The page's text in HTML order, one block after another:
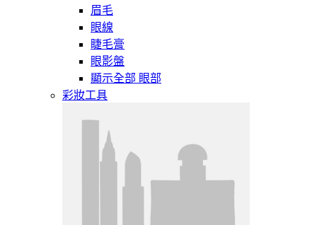
眉毛
眼線
睫毛膏
眼影盤
顯示全部 眼部
彩妝工具